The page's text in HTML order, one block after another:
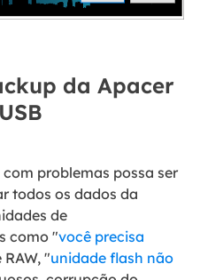
da Apacer
problemas possa ser
todos os dados da
de
como "você precisa
"unidade flash não